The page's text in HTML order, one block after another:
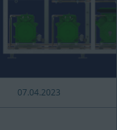
07.04.2023